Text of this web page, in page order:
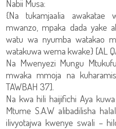
Nabii Musa:
{Na tukamjaalia awakatae
mwanzo, mpaka dada yake
watu wa nyumba watakao
watakuwa wema kwake} [AL
Na Mwenyezi Mungu
mwaka mmoja na
TAWBAH 37].
Na kwa hili haijifichi Aya
Mtume S.A.W alibadilisha
ilivyotajwa kwenye swali –